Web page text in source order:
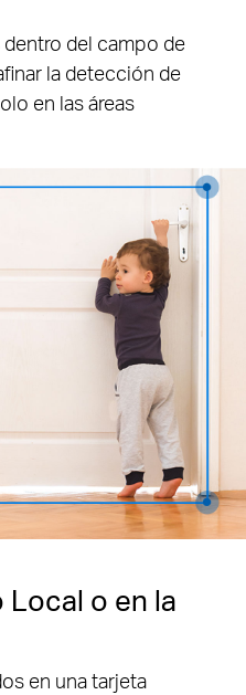
del campo de
la detección de
en las áreas
o en la
en una tarjeta